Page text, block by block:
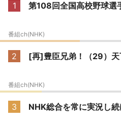
1 第108回全国高校野球
番組ch(NHK)
2 [再]豊臣兄弟！（29）
番組ch(NHK)
3 NHK総合を常に実況し